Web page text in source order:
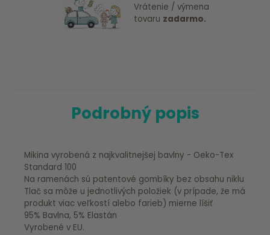
Vrátenie / výmena
tovaru zadarmo.
Podrobný popis
Mikina vyrobená z najkvalitnejšej bavlny - Oeko-Tex
Standard 100
Na ramenách sú patentové gombíky bez obsahu niklu
Tlač sa môže u jednotlivých položiek (v prípade, že má
produkt viac veľkostí alebo farieb) mierne líšiť
95% Bavlna, 5% Elastán
Vyrobené v EU.